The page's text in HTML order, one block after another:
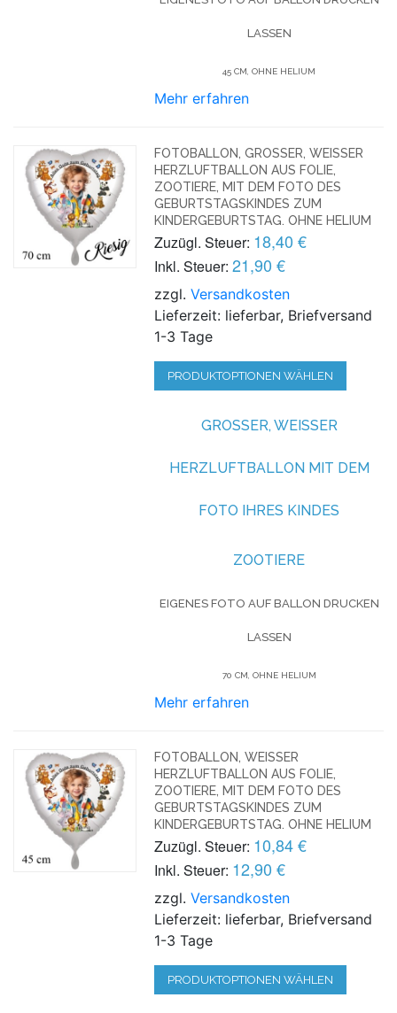
LASSEN
45 CM, OHNE HELIUM
Mehr erfahren
FOTOBALLON, GROSSER, WEISSER HE
RZLUFTBALLON AUS FOLIE, ZO
OTIERE, MIT DEM FOTO DES GE
BURTSTAGSKINDES ZUM KI
NDERGEBURTSTAG. OHNE HELIUM
Zuzügl. Steuer: 18,40 €
Inkl. Steuer: 21,90 €
zzgl.Versandkosten
Lieferzeit: lieferbar, Briefversand
1-3 Tage
PRODUKTOPTIONEN WÄHLEN
GROSSER, WEISSER HE
RZLUFTBALLON MIT DEM FO
TO IHRES KINDES
ZOOTIERE
EIGENES FOTO AUF BALLON DRUCKEN
LASSEN
70 CM, OHNE HELIUM
Mehr erfahren
FOTOBALLON, WEISSER H
ERZLUFTBALLON AUS FOLIE, Z
OOTIERE, MIT DEM FOTO DES G
EBURTSTAGSKINDES ZUM K
INDERGEBURTSTAG. OHNE HELIUM
Zuzügl. Steuer: 10,84 €
Inkl. Steuer: 12,90 €
zzgl.Versandkosten
Lieferzeit: lieferbar, Briefversand
1-3 Tage
PRODUKTOPTIONEN WÄHLEN